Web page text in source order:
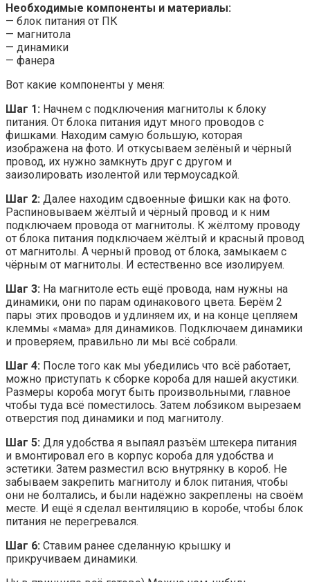
Необходимые компоненты и материалы:
— блок питания от ПК
— магнитола
— динамики
— фанера
Вот какие компоненты у меня:
Шаг 1: Начнем с подключения магнитолы к блоку
питания. От блока питания идут много проводов с
фишками. Находим самую большую, которая
изображена на фото. И откусываем зелёный и чёрный
провод, их нужно замкнуть друг с другом и
заизолировать изолентой или термоусадкой.
Шаг 2: Далее находим сдвоенные фишки как на фото.
Распиновываем жёлтый и чёрный провод и к ним
подключаем провода от магнитолы. К жёлтому проводу
от блока питания подключаем жёлтый и красный провод
от магнитолы. А черный провод от блока, замыкаем с
чёрным от магнитолы. И естественно все изолируем.
Шаг 3: На магнитоле есть ещё провода, нам нужны на
динамики, они по парам одинакового цвета. Берём 2
пары этих проводов и удлиняем их, и на конце цепляем
клеммы «мама» для динамиков. Подключаем динамики
и проверяем, правильно ли мы всё собрали.
Шаг 4: После того как мы убедились что всё работает,
можно приступать к сборке короба для нашей акустики.
Размеры короба могут быть произвольными, главное
чтобы туда всё поместилось. Затем лобзиком вырезаем
отверстия под динамики и под магнитолу.
Шаг 5: Для удобства я выпаял разъём штекера питания
и вмонтировал его в корпус короба для удобства и
эстетики. Затем разместил всю внутрянку в короб. Не
забываем закрепить магнитолу и блок питания, чтобы
они не болтались, и были надёжно закреплены на своём
месте. И ещё я сделал вентиляцию в коробе, чтобы блок
питания не перегревался.
Шаг 6: Ставим ранее сделанную крышку и
прикручиваем динамики.